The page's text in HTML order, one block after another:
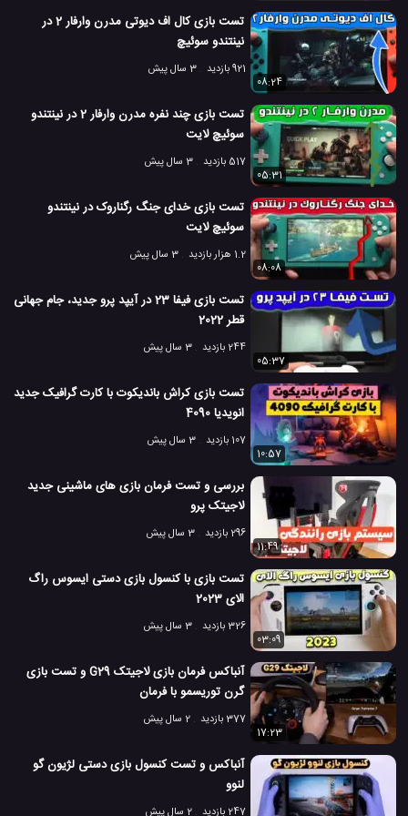
# بنچمارک وسیله هوشمند # پردازنده Core i9
# پردازنده Core i9 اینتل # پردازنده Core i9-9900K
6.1 هزار بازدید
7 سال پیش بازی تکنولوژی تکنولوژی های گوناگون
تست بازی کال اف دیوتی مدرن وارفار 2 در
نینتندو سوئیچ
921 بازدید
3 سال پیش
08:24
تست بازی چند نفره مدرن وارفار 2 در نینتندو
سوئیچ لایت
517 بازدید
3 سال پیش
05:31
تست بازی خدای جنگ رگناروک در نینتندو
سوئیچ لایت
1.2 هزار بازدید
3 سال پیش
08:08
تست بازی فیفا 23 در آیپد پرو جدید، جام جهانی
قطر 2022
244 بازدید
3 سال پیش
05:37
تست بازی کراش باندیکوت با کارت گرافیک جدید
انویدیا 4090
107 بازدید
3 سال پیش
10:57
بررسی و تست فرمان بازی های ماشینی جدید
لاجیتک پرو
296 بازدید
3 سال پیش
11:49
تست بازی با کنسول بازی دستی ایسوس راگ
الای 2023
326 بازدید
3 سال پیش
03:09
آنباکس فرمان بازی لاجیتک G29 و تست بازی
گرن توریسمو با فرمان
377 بازدید
2 سال پیش
17:23
آنباکس و تست کنسول بازی دستی لژیون گو
لنوو
247 بازدید 2 سال پیش